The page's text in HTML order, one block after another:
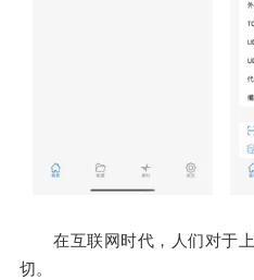
在互联网时代，人们对于上
切。